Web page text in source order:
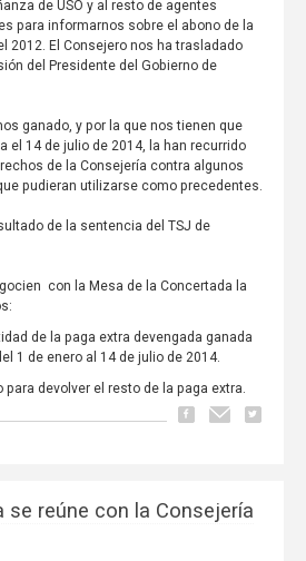
de USO y al resto de agentes
para informarnos sobre el abono de la
2012. El Consejero nos ha trasladado
del Presidente del Gobierno de
ganado, y por la que nos tienen que
el 14 de julio de 2014, la han recurrido
de la Consejería contra algunos
pudieran utilizarse como precedentes.
de la sentencia del TSJ de
con la Mesa de la Concertada la
de la paga extra devengada ganada
1 de enero al 14 de julio de 2014.
devolver el resto de la paga extra.
se reúne con la Consejería